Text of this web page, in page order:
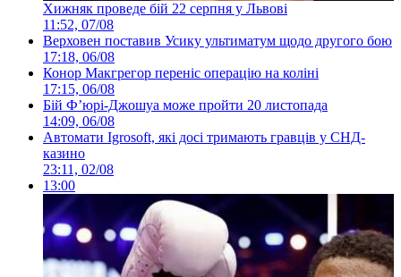
Хижняк проведе бій 22 серпня у Львові
11:52, 07/08
Верховен поставив Усику ультиматум щодо другого бою
17:18, 06/08
Конор Макгрегор переніс операцію на коліні
17:15, 06/08
Бій Ф’юрі-Джошуа може пройти 20 листопада
14:09, 06/08
Автомати Igrosoft, які досі тримають гравців у СНД-
казино
23:11, 02/08
13:00